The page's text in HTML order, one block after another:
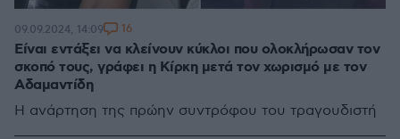
Είναι εντάξει να κλείνουν κύκλοι που ολοκλήρωσαν τον
σκοπό τους, γράφει η Κίρκη μετά τον χωρισμό με τον
Αδαμαντίδη
Η ανάρτηση της πρώην συντρόφου του τραγουδιστή
09.09.2024, 14:09 16